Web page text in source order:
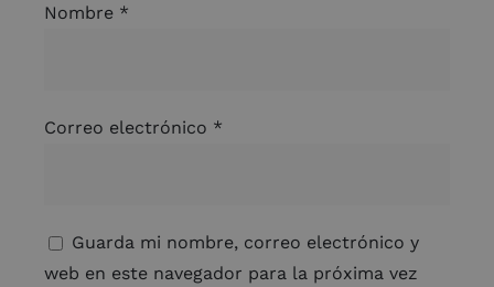
Nombre *
Correo electrónico *
Guarda mi nombre, correo electrónico y
web en este navegador para la próxima vez